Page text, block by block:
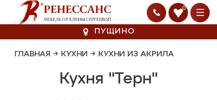
0
ПУЩИНО
ГЛАВНАЯ → КУХНИ → КУХНИ ИЗ АКРИЛА
Кухня "Терн"